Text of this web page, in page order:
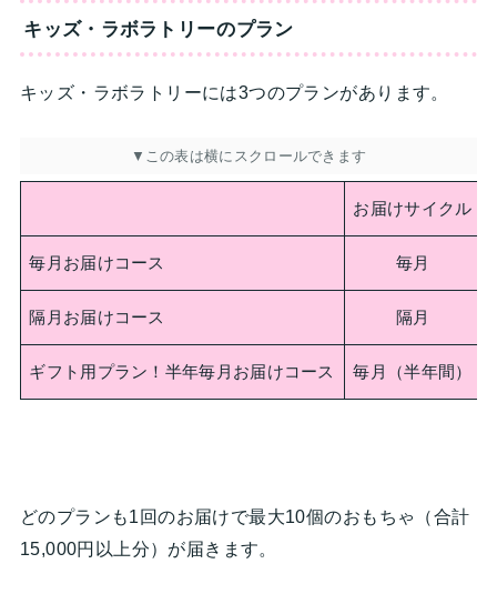
キッズ・ラボラトリーのプラン
キッズ・ラボラトリーには3つのプランがあります。
お届けサイクル
毎月お届けコース 毎月
隔月お届けコース 隔月
ギフト用プラン！半年毎月お届けコース 毎月（半年間）
どのプランも1回のお届けで最大10個のおもちゃ（合計
15,000円以上分）が届きます。